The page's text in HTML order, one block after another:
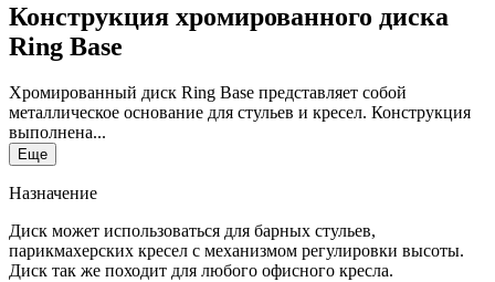
Конструкция хромированного диска
Ring Base
Хромированный диск Ring Base представляет собой
металлическое основание для стульев и кресел. Конструкция
выполнена...
Еще
Назначение
Диск может использоваться для барных стульев,
парикмахерских кресел с механизмом регулировки высоты.
Диск так же походит для любого офисного кресла.